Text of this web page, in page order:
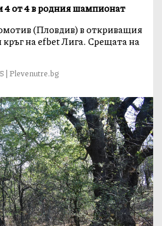
4 от 4 в родния шампионат
(Пловдив) в откриващия
кръг на efbet Лига. Срещата на
| Plevenutre.bg